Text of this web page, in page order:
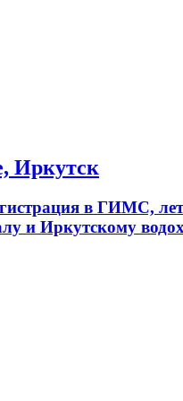
Иркутск
в ГИМС,
и Иркутскому